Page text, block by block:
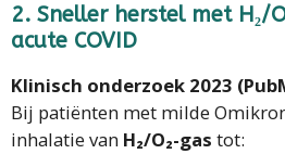
2. Sneller herstel met H₂/
acute COVID
Klinisch onderzoek 2023
Bij patiënten met milde
inhalatie van H₂/O₂-gas tot: